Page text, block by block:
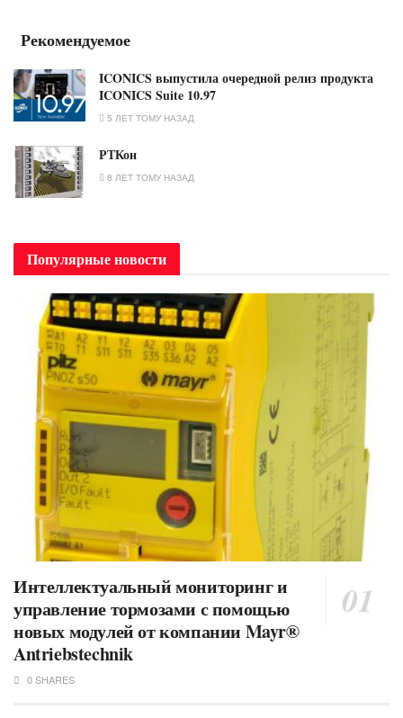
Рекомендуемое
ICONICS выпустила очередной релиз продукта
ICONICS Suite 10.97
5 ЛЕТ ТОМУ НАЗАД
РТКон
8 ЛЕТ ТОМУ НАЗАД
Популярные новости
Интеллектуальный мониторинг и
управление тормозами с помощью
новых модулей от компании Mayr®
Antriebstechnik
0 SHARES